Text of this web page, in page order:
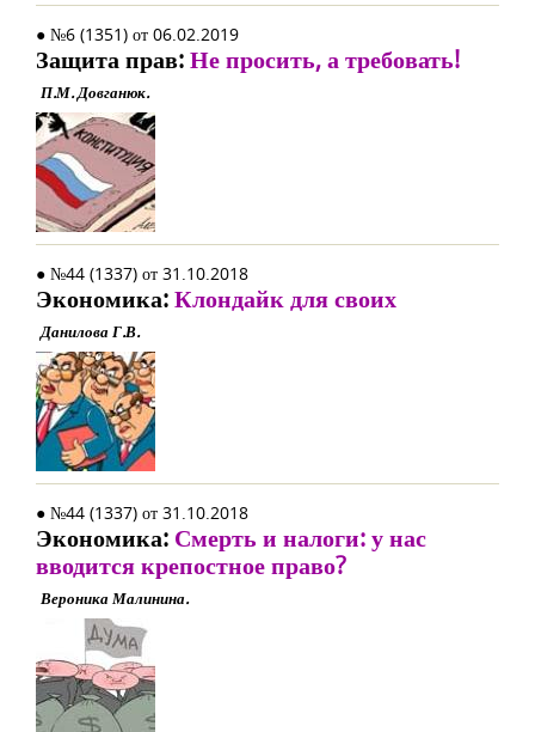
● №6 (1351) от 06.02.2019
Защита прав:Не просить, а требовать!
П.М. Довганюк.
● №44 (1337) от 31.10.2018
Экономика:Клондайк для своих
Данилова Г.В.
● №44 (1337) от 31.10.2018
Экономика: Смерть и налоги: у нас
вводится крепостное право?
Вероника Малинина.